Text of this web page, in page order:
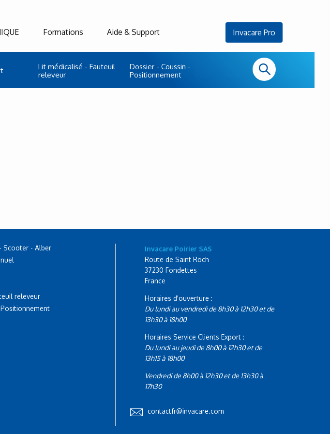
Lit médicalisé - Fauteuil
releveur
Dossier - Coussin -
Positionnement
Formations Aide & Support Invacare Pro
Scooter - Alber
releveur
Invacare Poirier SAS
Route de Saint Roch
37230 Fondettes
France
Horaires d'ouverture :
Du lundi au vendredi de 8h30 à 12h30 et de
13h30 à 18h00
Horaires Service Clients Export :
Du lundi au jeudi de 8h00 à 12h30 et de
13h15 à 18h00
Vendredi de 8h00 à 12h30 et de 13h30 à
17h30
contactfr@invacare.com